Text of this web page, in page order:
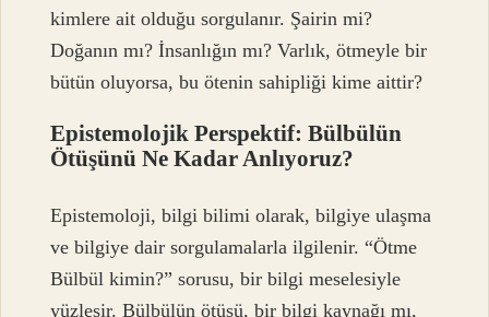
kimlere ait olduğu sorgulanır. Şairin mi?
Doğanın mı? İnsanlığın mı? Varlık, ötmeyle bir
bütün oluyorsa, bu ötenin sahipliği kime aittir?
Epistemolojik Perspektif: Bülbülün
Ötüşünü Ne Kadar Anlıyoruz?
Epistemoloji, bilgi bilimi olarak, bilgiye ulaşma
ve bilgiye dair sorgulamalarla ilgilenir. “Ötme
Bülbül kimin?” sorusu, bir bilgi meselesiyle
yüzleşir. Bülbülün ötüşü, bir bilgi kaynağı mı,